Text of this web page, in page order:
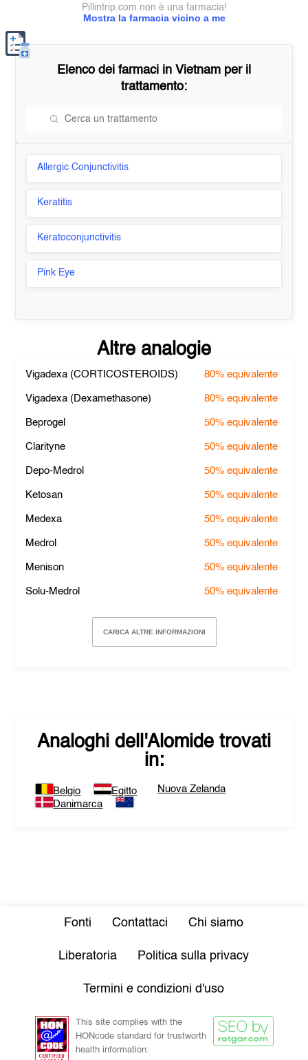
Mostra la farmacia vicino a me
Pillintrip.com non è una farmacia!
Elenco dei farmaci in Vietnam per il
trattamento:
Allergic Conjunctivitis
Keratitis
Keratoconjunctivitis
Pink Eye
Altre analogie
Vigadexa (CORTICOSTEROIDS) 80% equivalente
Vigadexa (Dexamethasone) 80% equivalente
Beprogel 50% equivalente
Clarityne 50% equivalente
Depo-Medrol 50% equivalente
Ketosan 50% equivalente
Medexa 50% equivalente
Medrol 50% equivalente
Menison 50% equivalente
Solu-Medrol 50% equivalente
CARICA ALTRE INFORMAZIONI
Analoghi dell'Alomide trovati
in:
Belgio
Egitto
Danimarca
Nuova Zelanda
Fonti Contattaci Chi siamo
Liberatoria Politica sulla privacy
Termini e condizioni d'uso
This site complies with the
HONcode standard for trustworth
health information: